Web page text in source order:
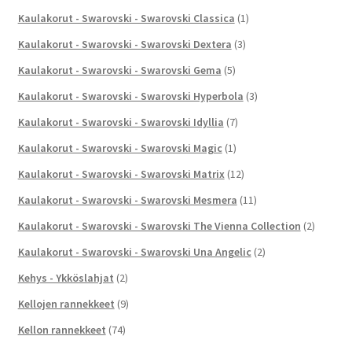
Kaulakorut - Swarovski - Swarovski Classica (1)
Kaulakorut - Swarovski - Swarovski Dextera (3)
Kaulakorut - Swarovski - Swarovski Gema (5)
Kaulakorut - Swarovski - Swarovski Hyperbola (3)
Kaulakorut - Swarovski - Swarovski Idyllia (7)
Kaulakorut - Swarovski - Swarovski Magic (1)
Kaulakorut - Swarovski - Swarovski Matrix (12)
Kaulakorut - Swarovski - Swarovski Mesmera (11)
Kaulakorut - Swarovski - Swarovski The Vienna Collection (2)
Kaulakorut - Swarovski - Swarovski Una Angelic (2)
Kehys - Ykköslahjat (2)
Kellojen rannekkeet (9)
Kellon rannekkeet (74)